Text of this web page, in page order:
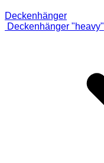
Deckenhänger
Deckenhänger "heavy"